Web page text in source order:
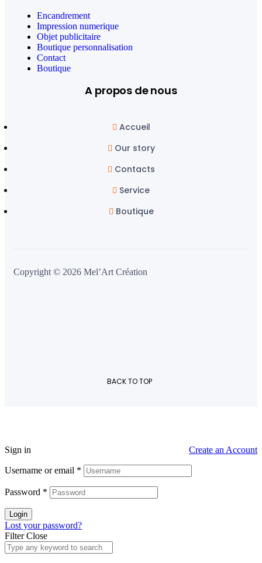
Encandrement
Impression numerique
Objet publicitaire
Boutique personnalisation
Contact
Boutique
A propos de nous
Accueil
Our story
Contacts
Service
Boutique
Copyright © 2026 Mel’Art Création
BACK TO TOP
Sign in Create an Account
Username or email *
Password *
Login
Lost your password?
Filter Close